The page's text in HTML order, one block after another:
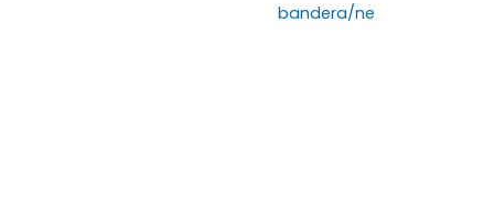
bandera/ne